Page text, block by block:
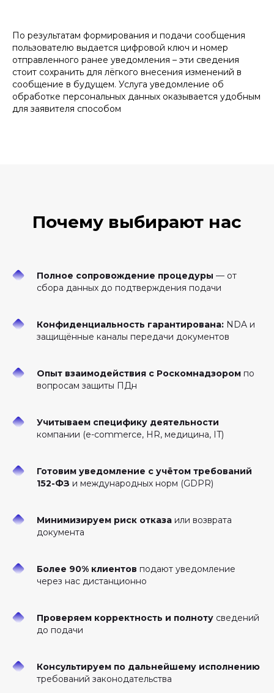
По результатам формирования и подачи сообщения
пользователю выдается цифровой ключ и номер
отправленного ранее уведомления – эти сведения
стоит сохранить для лёгкого внесения изменений в
сообщение в будущем. Услуга уведомление об
обработке персональных данных оказывается удобным
для заявителя способом
Почему выбирают нас
Полное сопровождение процедуры — от
сбора данных до подтверждения подачи
Конфиденциальность гарантирована: NDA и
защищённые каналы передачи документов
Опыт взаимодействия с Роскомнадзором по
вопросам защиты ПДн
Учитываем специфику деятельности
компании (e-commerce, HR, медицина, IT)
Готовим уведомление с учётом требований
152-ФЗ и международных норм (GDPR)
Минимизируем риск отказа или возврата
документа
Более 90% клиентов подают уведомление
через нас дистанционно
Проверяем корректность и полноту сведений
до подачи
Консультируем по дальнейшему исполнению
требований законодательства